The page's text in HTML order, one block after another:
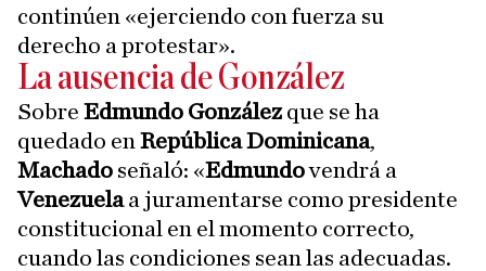
continúen «ejerciendo con fuerza su
derecho a protestar».
La ausencia de González
Sobre Edmundo Gonzálezque se ha
quedado en República Dominicana,
Machado señaló: «Edmundovendrá a
Venezuelaa juramentarse como presidente
constitucional en el momento correcto,
cuando las condiciones sean las adecuadas.